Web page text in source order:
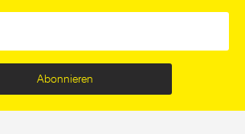
Abonnieren